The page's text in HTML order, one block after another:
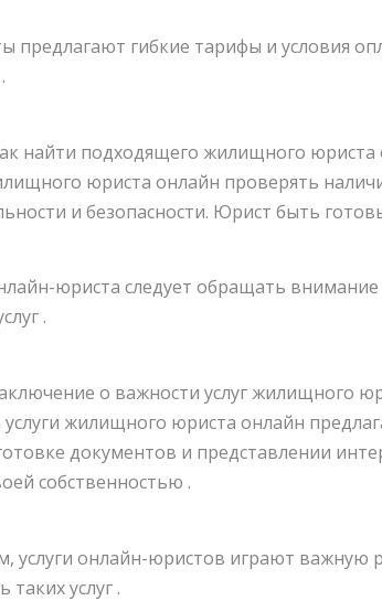
предлагают гибкие тарифы и условия
найти подходящего жилищного юриста
юриста онлайн проверять
и безопасности. Юрист быть
юриста следует обращать внимание
.
о важности услуг жилищного
услуги жилищного юриста онлайн
документов и представлении
собственностью .
услуги онлайн-юристов играют
таких услуг .